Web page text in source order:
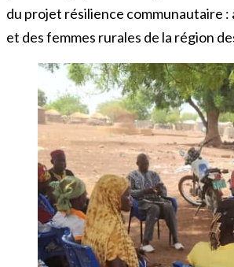
du projet résilience communautaire :
et des femmes rurales de la région